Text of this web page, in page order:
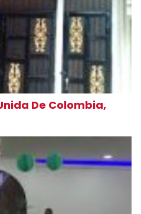
De Colombia,